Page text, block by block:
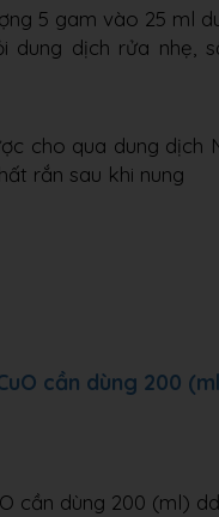
5 gam vào 25 ml
dung dịch rửa nhẹ,
cho qua dung
rắn sau khi nung
cần dùng 200
cần dùng 200 (ml)